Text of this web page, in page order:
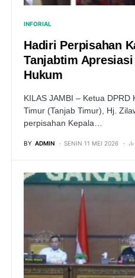
INFORIAL
Hadiri Perpisahan
Tanjabtim
Hukum
KILAS JAMBI – Ketua DPRD
Timur (Tanjab Timur), Hj.
perpisahan Kepala…
BY ADMIN SENIN 11 MEI 2026